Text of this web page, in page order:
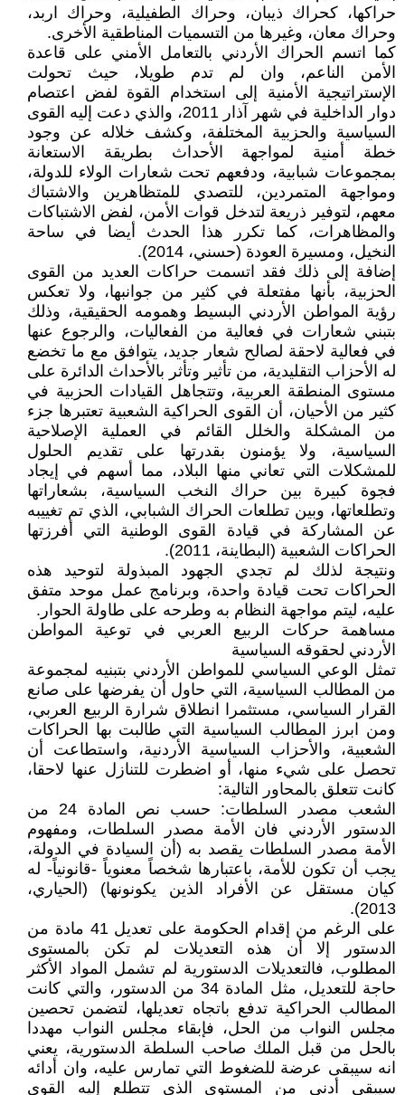
حراكها، كحراك ذيبان، وحراك الطفيلية، وحراك اربد،
وحراك معان، وغيرها من التسميات المناطقية الأخرى.
كما اتسم الحراك الأردني بالتعامل الأمني على قاعدة
الأمن الناعم، وان لم تدم طويلا، حيث تحولت
الإستراتيجية الأمنية إلى استخدام القوة لفض اعتصام
دوار الداخلية في شهر آذار 2011، والذي دعت إليه القوى
السياسية والحزبية المختلفة، وكشف خلاله عن وجود
خطة أمنية لمواجهة الأحداث بطريقة الاستعانة
بمجموعات شبابية، ودفعهم تحت شعارات الولاء للدولة،
ومواجهة المتمردين، للتصدي للمتظاهرين والاشتباك
معهم، لتوفير ذريعة لتدخل قوات الأمن، لفض الاشتباكات
والمظاهرات، كما تكرر هذا الحدث أيضا في ساحة
النخيل، ومسيرة العودة (حسني، 2014).
إضافة إلى ذلك فقد اتسمت حراكات العديد من القوى
الحزبية، بأنها مفتعلة في كثير من جوانبها، ولا تعكس
رؤية المواطن الأردني البسيط وهمومه الحقيقية، وذلك
بتبني شعارات في فعالية من الفعاليات، والرجوع عنها
في فعالية لاحقة لصالح شعار جديد، يتوافق مع ما تخضع
له الأحزاب التقليدية، من تأثير وتأثر بالأحداث الدائرة على
مستوى المنطقة العربية، وتتجاهل القيادات الحزبية في
كثير من الأحيان، أن القوى الحراكية الشعبية تعتبرها جزء
من المشكلة والخلل القائم في العملية الإصلاحية
السياسية، ولا يؤمنون بقدرتها على تقديم الحلول
للمشكلات التي تعاني منها البلاد، مما أسهم في إيجاد
فجوة كبيرة بين حراك النخب السياسية، بشعاراتها
وتطلعاتها، وبين تطلعات الحراك الشبابي، الذي تم تغييبه
عن المشاركة في قيادة القوى الوطنية التي أفرزتها
الحراكات الشعبية (البطاينة، 2011).
ونتيجة لذلك لم تجدي الجهود المبذولة لتوحيد هذه
الحراكات تحت قيادة واحدة، وبرنامج عمل موحد متفق
عليه، ليتم مواجهة النظام به وطرحه على طاولة الحوار.
مساهمة حركات الربيع العربي في توعية المواطن
الأردني لحقوقه السياسية
تمثل الوعي السياسي للمواطن الأردني بتبنيه لمجموعة
من المطالب السياسية، التي حاول أن يفرضها على صانع
القرار السياسي، مستثمرا انطلاق شرارة الربيع العربي،
ومن ابرز المطالب السياسية التي طالبت بها الحراكات
الشعبية، والأحزاب السياسية الأردنية، واستطاعت أن
تحصل على شيء منها، أو اضطرت للتنازل عنها لاحقا،
كانت تتعلق بالمحاور التالية:
الشعب مصدر السلطات: حسب نص المادة 24 من
الدستور الأردني فان الأمة مصدر السلطات، ومفهوم
الأمة مصدر السلطات يقصد به (أن السيادة في الدولة،
يجب أن تكون للأمة، باعتبارها شخصاً معنوياً -قانونياً- له
كيان مستقل عن الأفراد الذين يكونونها) (الحياري،
2013).
على الرغم من إقدام الحكومة على تعديل 41 مادة من
الدستور إلا أن هذه التعديلات لم تكن بالمستوى
المطلوب، فالتعديلات الدستورية لم تشمل المواد الأكثر
حاجة للتعديل، مثل المادة 34 من الدستور، والتي كانت
المطالب الحراكية تدفع باتجاه تعديلها، لتضمن تحصين
مجلس النواب من الحل، فإبقاء مجلس النواب مهددا
بالحل من قبل الملك صاحب السلطة الدستورية، يعني
انه سيبقى عرضة للضغوط التي تمارس عليه، وان أدائه
سيبقى أدنى من المستوى الذي تتطلع إليه القوى